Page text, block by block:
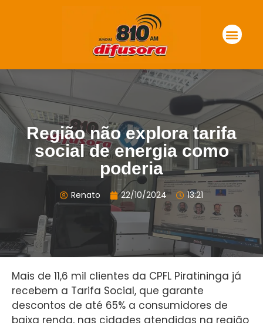
Região não explora tarifa
social de energia como
poderia
Renato 22/10/2024 13:21
Mais de 11,6 mil clientes da CPFL Piratininga já
recebem a Tarifa Social, que garante
descontos de até 65% a consumidores de
baixa renda, nas cidades atendidas na região